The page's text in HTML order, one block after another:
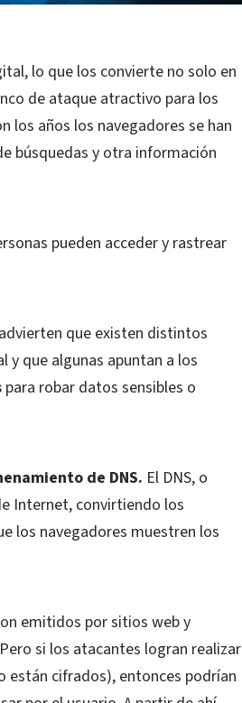
lo que los convierte no solo en
de ataque atractivo para los
los años los navegadores se han
búsquedas y otra información
pueden acceder y rastrear
advierten que existen distintos
que algunas apuntan a los
para robar datos sensibles o
de DNS. El DNS, o
Internet, convirtiendo los
los navegadores muestren los
emitidos por sitios web y
si los atacantes logran realizar
cifrados), entonces podrían